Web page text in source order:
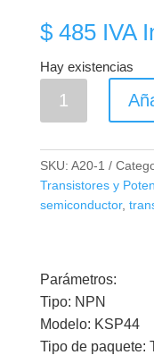
$485 IVA
Hay existencias
NPN
0.3A
cantidad
SKU: A20-1
Transistores y
semiconductor,
Parámetros:
Tipo: NPN
Modelo: KSP44
Tipo de paquete: